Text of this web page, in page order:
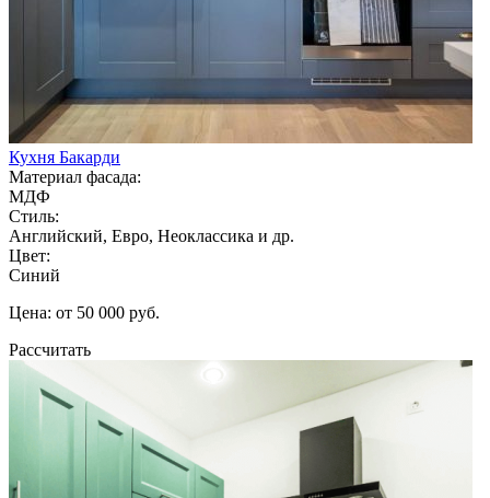
Кухня Бакарди
Материал фасада:
МДФ
Стиль:
Английский, Евро, Неоклассика и др.
Цвет:
Синий
Цена: от 50 000 руб.
Рассчитать